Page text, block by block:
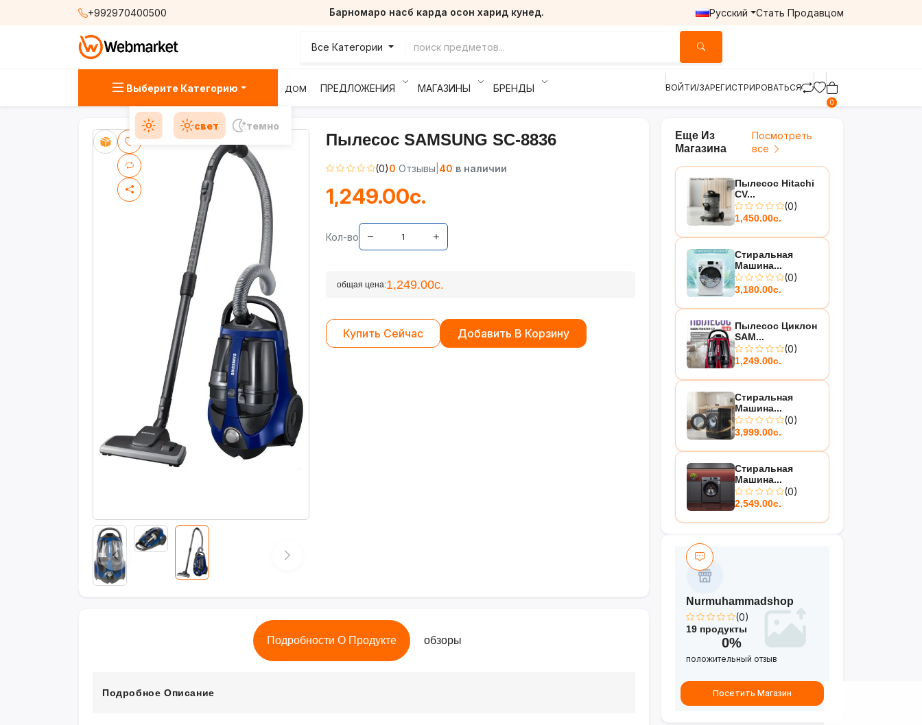
+992970400500
Барномаро насб карда осон харид кунед.
Русский Стать Продавцом
Все Категории
Выберите Категорию ДОМ ПРЕДЛОЖЕНИЯ МАГАЗИНЫ БРЕНДЫ ВОЙТИ/ЗАРЕГИСТРИРОВАТЬСЯ
0
свет темно
Пылесос SAMSUNG SC-8836
(0)0 Отзывы 40 в наличии
1,249.00с.
Кол-во
общая цена:1,249.00с.
Купить Сейчас Добавить В Корзину
Подробности О Продукте обзоры
Подробное Описание
Еще Из
Магазина
Посмотреть
все
Пылесос Hitachi
CV...
(0)
1,450.00с.
Стиральная
Машина...
(0)
3,180.00с.
Пылесос Циклон
SAM...
(0)
1,249.00с.
Стиральная
Машина...
(0)
3,999.00с.
Стиральная
Машина...
(0)
2,549.00с.
Nurmuhammadshop
(0)
19 продукты
0%
положительный отзыв
Посетить Магазин